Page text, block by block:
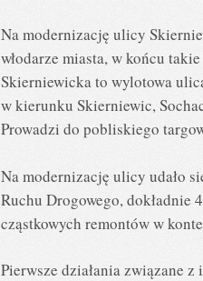
Na modernizację ulicy
włodarze miasta, w końcu
Skierniewicka to wylotowa
w kierunku Skierniewic,
Prowadzi do pobliskiego
Na modernizację ulicy udało
Ruchu Drogowego, dokładnie
cząstkowych remontów w
Pierwsze działania związane